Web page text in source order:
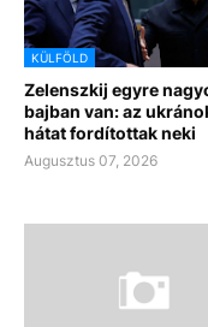
KÜLFÖLD
Zelenszkij egyre
bajban van: az
hátat fordítottak neki
Augusztus 07, 2026